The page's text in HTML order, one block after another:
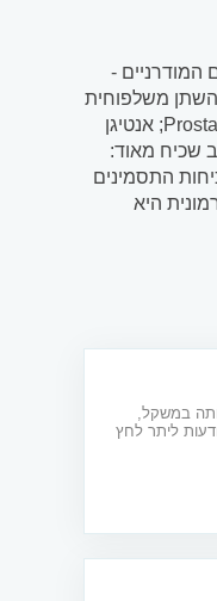
המודרניים -
השתן משלפוחית
השתן - לפין) אצל גברים. הערמונית אחראית על ייצור נוזל הזרע; ובנוסף, מייצרת חלבון הנקרא PSA (Prostate Specific Antigen; אנטיגן
שכיח מאוד:
סובלים מתסמינים הקשורים להגדלה שפירה של הערמונית; ובקרב גברים מעל גיל 80, שכיחות התסמינים
היא
במשקל,
ליתר לחץ